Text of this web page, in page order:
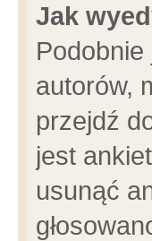
Jak
autorów,
przejdź
jest
usunąć